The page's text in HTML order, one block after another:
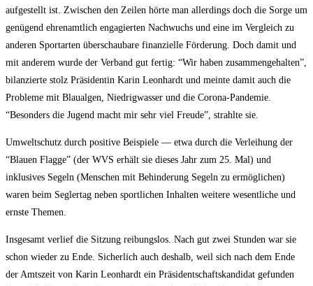
aufgestellt ist. Zwischen den Zeilen hörte man allerdings doch die Sorge um
genügend ehrenamtlich engagierten Nachwuchs und eine im Vergleich zu
anderen Sportarten überschaubare finanzielle Förderung. Doch damit und
mit anderem wurde der Verband gut fertig: “Wir haben zusammengehalten”,
bilanzierte stolz Präsidentin Karin Leonhardt und meinte damit auch die
Probleme mit Blaualgen, Niedrigwasser und die Corona-Pandemie.
“Besonders die Jugend macht mir sehr viel Freude”, strahlte sie.
Umweltschutz durch positive Beispiele — etwa durch die Verleihung der
“Blauen Flagge” (der WVS erhält sie dieses Jahr zum 25. Mal) und
inklusives Segeln (Menschen mit Behinderung Segeln zu ermöglichen)
waren beim Seglertag neben sportlichen Inhalten weitere wesentliche und
ernste Themen.
Insgesamt verlief die Sitzung reibungslos. Nach gut zwei Stunden war sie
schon wieder zu Ende. Sicherlich auch deshalb, weil sich nach dem Ende
der Amtszeit von Karin Leonhardt ein Präsidentschaftskandidat gefunden